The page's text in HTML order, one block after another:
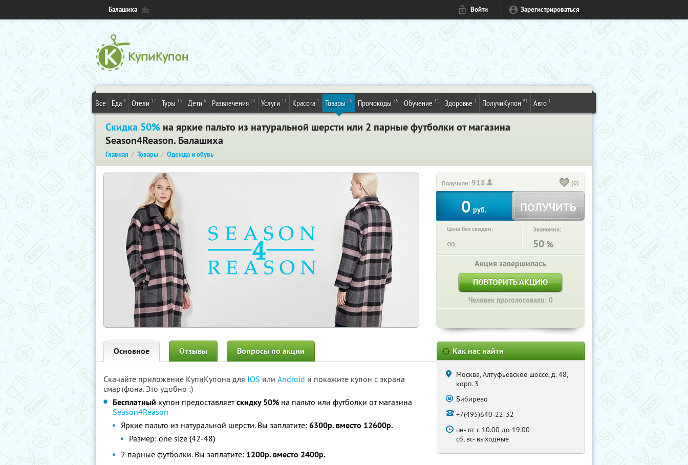
Балашиха Войти Зарегистрироваться
Все Еда 9 Отели 17 Туры 13 Дети 6 Развлечения 24 Услуги 14 Красота 1 Товары 26 Промокоды 55 Обучение 31 Здоровье 1 ПолучиКупон 91 Авто 1
Скидка 50% на яркие пальто из натуральной шерсти или 2 парные футболки от магазина
Season4Reason. Балашиха
Главная Товары Одежда и обувь
Получили:918 (0)
0 руб. ПОЛУЧИТЬ
Цена без скидки:
∞
Экономия:
50 %
Акция завершилась
ПОВТОРИТЬ АКЦИЮ
Человек проголосовало: 0
Основное Отзывы Вопросы по акции
Скачайте приложение КупиКупона для IOS или Android и покажите купон с экрана
смартфона. Это удобно :)
Бесплатный купон предоставляетскидку 50% на пальто или футболки от магазина
Season4Reason
Яркие пальто из натуральной шерсти. Вы заплатите: 6300р. вместо 12600р.
Размер: one size (42-48)
2 парные футболки. Вы заплатите: 1200р. вместо 2400р.
Как нас найти
Москва, Алтуфьевское шоссе, д. 48,
корп. 3
Бибирево
+7(495)640-22-32
пн- пт с 10.00 до 19.00
сб, вс- выходные